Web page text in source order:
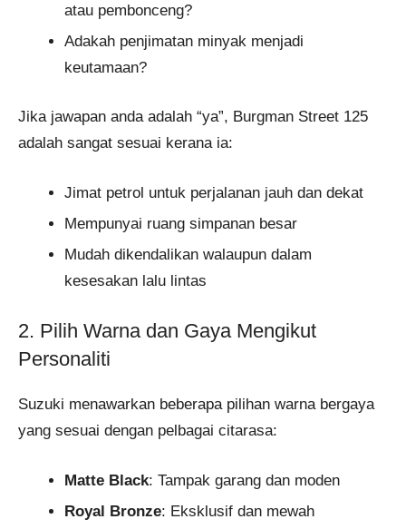
atau pembonceng?
Adakah penjimatan minyak menjadi
keutamaan?
Jika jawapan anda adalah “ya”, Burgman Street 125
adalah sangat sesuai kerana ia:
Jimat petrol untuk perjalanan jauh dan dekat
Mempunyai ruang simpanan besar
Mudah dikendalikan walaupun dalam
kesesakan lalu lintas
2. Pilih Warna dan Gaya Mengikut
Personaliti
Suzuki menawarkan beberapa pilihan warna bergaya
yang sesuai dengan pelbagai citarasa:
Matte Black: Tampak garang dan moden
Royal Bronze: Eksklusif dan mewah